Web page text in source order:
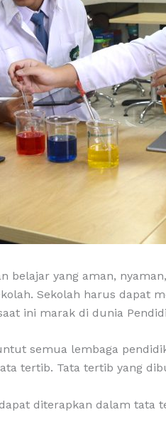
belajar yang aman,
Sekolah harus
ini marak di dunia
semua lembaga
tertib. Tata tertib yang
diterapkan dalam tata